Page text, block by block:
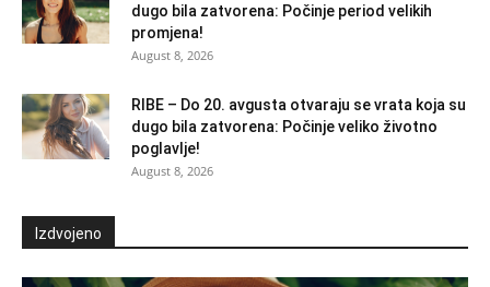
dugo bila zatvorena: Počinje period velikih
promjena!
August 8, 2026
RIBE – Do 20. avgusta otvaraju se vrata koja su
dugo bila zatvorena: Počinje veliko životno
poglavlje!
August 8, 2026
Izdvojeno